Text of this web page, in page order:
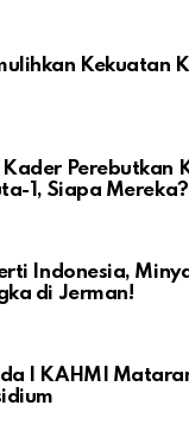
Kekuatan
Kader Perebutkan
1, Siapa Mereka?
Indonesia,
di Jerman!
I KAHMI